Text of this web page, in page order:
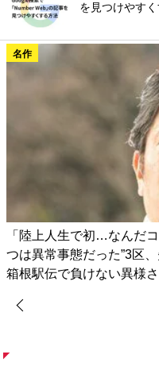
を見つけやす
名作
「陸上人生で初…なんだ
つは異常事態だった”3区
箱根駅伝で負けない異様